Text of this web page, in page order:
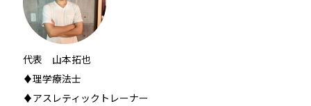
代表 山本拓也
♦理学療法士
♦アスレティックトレーナー